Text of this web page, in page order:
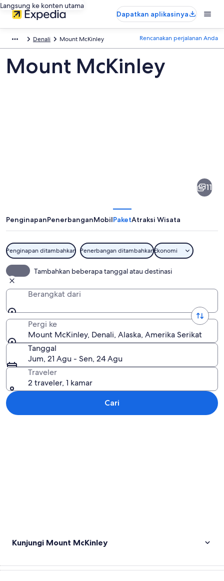
Langsung ke konten utama
Dapatkan aplikasinya
Denali Mount McKinley Rencanakan perjalanan Anda
Mount McKinley
11
PenginapanPenerbanganMobilPaketAtraksi Wisata
Penginapan ditambahkan Penerbangan ditambahkanEkonomi
Tambahkan beberapa tanggal atau destinasi
Berangkat dari
Pergi ke
Mount McKinley, Denali, Alaska, Amerika Serikat
Tanggal
Jum, 21 Agu - Sen, 24 Agu
Traveler
2 traveler, 1 kamar
Cari
Kunjungi Mount McKinley